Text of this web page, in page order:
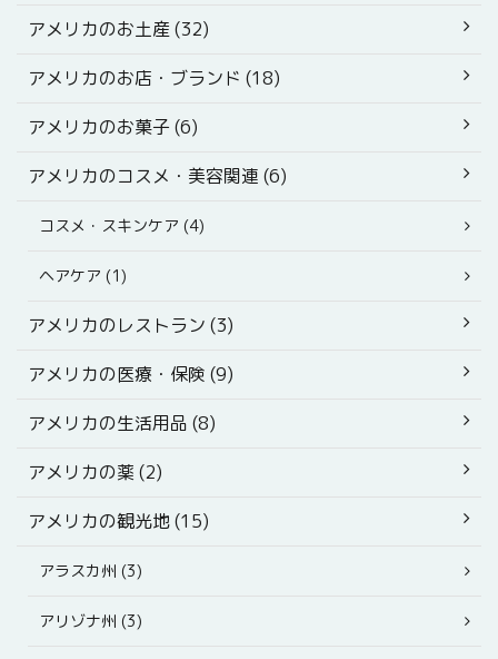
アメリカのお土産 (32)
アメリカのお店・ブランド (18)
アメリカのお菓子 (6)
アメリカのコスメ・美容関連 (6)
コスメ・スキンケア (4)
ヘアケア (1)
アメリカのレストラン (3)
アメリカの医療・保険 (9)
アメリカの生活用品 (8)
アメリカの薬 (2)
アメリカの観光地 (15)
アラスカ州 (3)
アリゾナ州 (3)